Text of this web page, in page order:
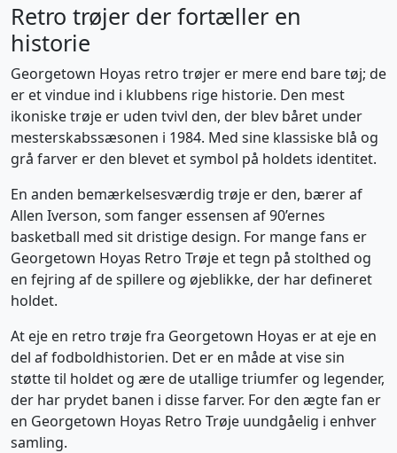
Retro trøjer der fortæller en
historie
Georgetown Hoyas retro trøjer er mere end bare tøj; de
er et vindue ind i klubbens rige historie. Den mest
ikoniske trøje er uden tvivl den, der blev båret under
mesterskabssæsonen i 1984. Med sine klassiske blå og
grå farver er den blevet et symbol på holdets identitet.
En anden bemærkelsesværdig trøje er den, bærer af
Allen Iverson, som fanger essensen af 90’ernes
basketball med sit dristige design. For mange fans er
Georgetown Hoyas Retro Trøje et tegn på stolthed og
en fejring af de spillere og øjeblikke, der har defineret
holdet.
At eje en retro trøje fra Georgetown Hoyas er at eje en
del af fodboldhistorien. Det er en måde at vise sin
støtte til holdet og ære de utallige triumfer og legender,
der har prydet banen i disse farver. For den ægte fan er
en Georgetown Hoyas Retro Trøje uundgåelig i enhver
samling.